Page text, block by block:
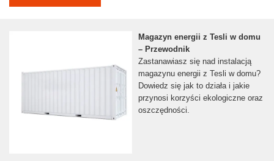
Magazyn energii z Tesli w domu
– Przewodnik
Zastanawiasz się nad instalacją
magazynu energii z Tesli w domu?
Dowiedz się jak to działa i jakie
przynosi korzyści ekologiczne oraz
oszczędności.